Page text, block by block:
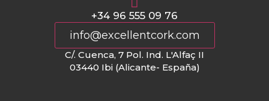
+34 96 555 09 76
info@excellentcork.com
C/. Cuenca, 7 Pol. Ind. L'Alfaç II
03440 Ibi (Alicante- España)